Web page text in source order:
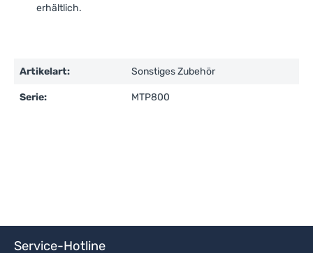
erhältlich.
Artikelart: Sonstiges Zubehör
Serie: MTP800
Service-Hotline